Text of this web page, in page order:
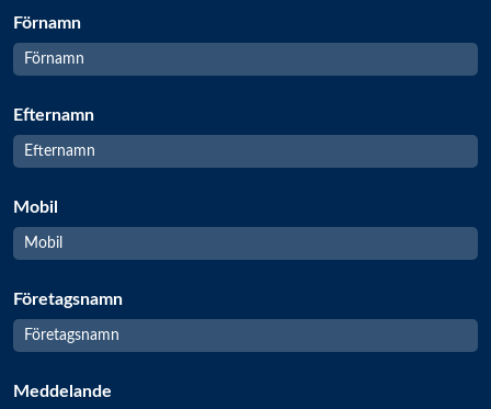
Förnamn
Efternamn
Mobil
Företagsnamn
Meddelande